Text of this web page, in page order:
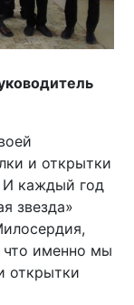
и открытки
И каждый год
звезда»
именно мы
открытки